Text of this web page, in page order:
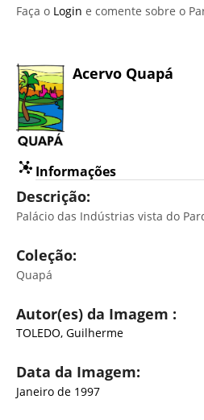
Faça o Login e comente sobre o
Acervo Quapá
Informações
Descrição:
Palácio das Indústrias vista do
Coleção:
Quapá
Autor(es) da Imagem :
TOLEDO, Guilherme
Data da Imagem:
Janeiro de 1997